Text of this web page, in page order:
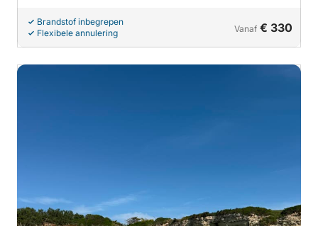
Brandstof inbegrepen
Flexibele annulering
Vanaf € 330